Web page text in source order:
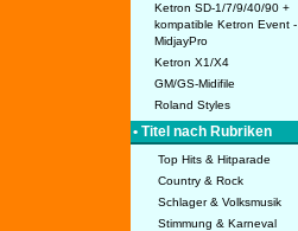
Ketron SD-1/7/9/40/90 +
kompatible Ketron Event -
MidjayPro
Ketron X1/X4
GM/GS-Midifile
Roland Styles
• Titel nach Rubriken
Top Hits & Hitparade
Country & Rock
Schlager & Volksmusik
Stimmung & Karneval